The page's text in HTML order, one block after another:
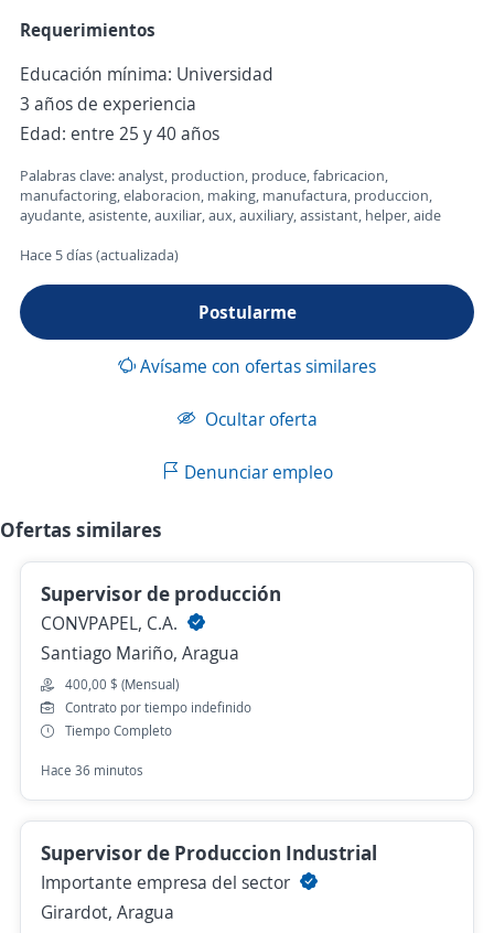
Requerimientos
Educación mínima: Universidad
3 años de experiencia
Edad: entre 25 y 40 años
Palabras clave: analyst, production, produce, fabricacion,
manufactoring, elaboracion, making, manufactura, produccion,
ayudante, asistente, auxiliar, aux, auxiliary, assistant, helper, aide
Hace 5 días (actualizada)
Postularme
Avísame con ofertas similares
Ocultar oferta
Denunciar empleo
Ofertas similares
Supervisor de producción
CONVPAPEL, C.A.
Santiago Mariño, Aragua
400,00 $ (Mensual)
Contrato por tiempo indefinido
Tiempo Completo
Hace 36 minutos
Supervisor de Produccion Industrial
Importante empresa del sector
Girardot, Aragua